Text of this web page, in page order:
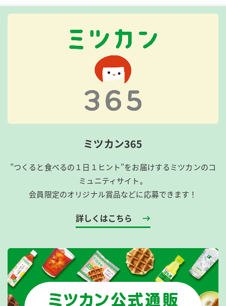
ミツカン365
”つくると食べるの１日１ヒント”をお届けするミツカンのコ
ミュニティサイト。
会員限定のオリジナル賞品などに応募できます！
詳しくはこちら